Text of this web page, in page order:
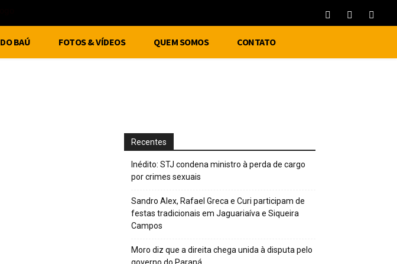
DO BAÚ FOTOS & VÍDEOS QUEM SOMOS CONTATO
Recentes
Inédito: STJ condena ministro à perda de cargo
por crimes sexuais
Sandro Alex, Rafael Greca e Curi participam de
festas tradicionais em Jaguariaíva e Siqueira
Campos
Moro diz que a direita chega unida à disputa pelo